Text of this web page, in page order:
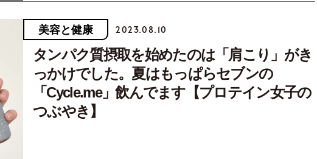
美容と健康 2023.08.10
タンパク質摂取を始めたのは「肩こり」がき
っかけでした。夏はもっぱらセブンの
「Cycle.me」飲んでます【プロテイン女子の
つぶやき】